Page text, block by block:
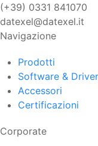
(+39) 0331 841070
datexel@datexel.it
Navigazione
Prodotti
Software & Driver
Accessori
Certificazioni
Corporate